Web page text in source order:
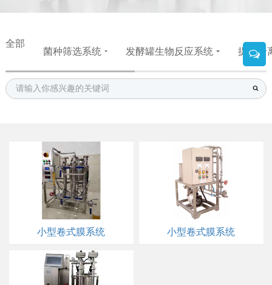
全部
菌种筛选系统 发酵罐生物反应系统 提取分
小型卷式膜系统 小型卷式膜系统